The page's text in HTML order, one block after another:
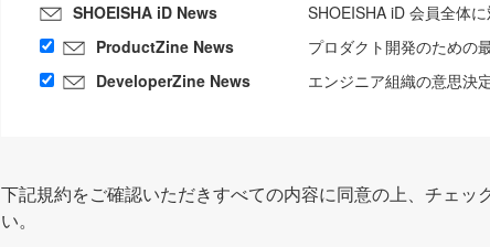
SHOEISHA iD News
SHOEISHA iD 会員全体
ProductZine News
プロダクト開発のための
DeveloperZine News
エンジニア組織の意思決
下記規約をご確認いただきすべての内容に同意の上、チェッ
い。